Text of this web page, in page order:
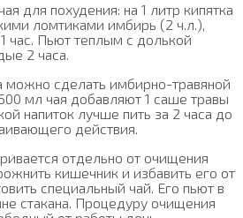
для похудения: на 1 литр кипятка
ломтиками имбирь (2 ч.л.),
час. Пьют теплым с долькой
2 часа.
можно сделать имбирно-травяной
мл чая добавляют 1 саше травы
напиток лучше пить за 2 часа до
действия.
отдельно от очищения
кишечник и избавить его от
специальный чай. Его пьют в
стакана. Процедуру очищения